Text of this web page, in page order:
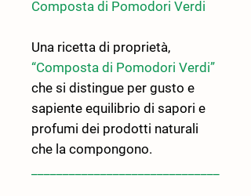
Composta di Pomodori Verdi
Una ricetta di proprietà,
“Composta di Pomodori Verdi”
che si distingue per gusto e
sapiente equilibrio di sapori e
profumi dei prodotti naturali
che la compongono.